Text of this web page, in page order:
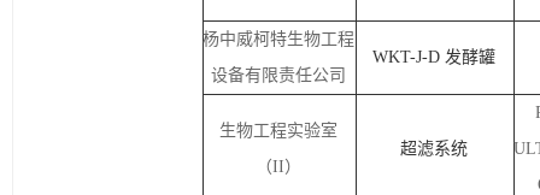
杨中威柯特生物工程
设备有限责任公司
WKT-J-D发酵罐
生物工程实验室
（II）
超滤系统